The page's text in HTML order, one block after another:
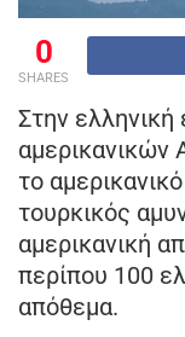
0
SHARES
Στην ελληνική
αμερικανικών
το
τουρκικός
αμερικανική
περίπου 100
απόθεμα.